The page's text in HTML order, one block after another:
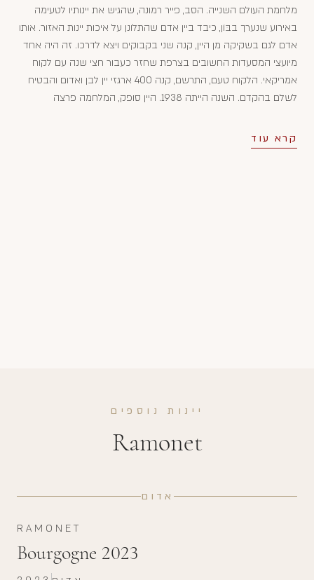
מלחמת העולם השנייה. הסב, פייר רמונה, שהגיש את יינותיו לטעימה
באירוע שנערך בבּוֹן, כיבד ביין אדם שהתלונן על איכות יינות האזור. אותו
אדם לגם בשקיקה מן היין, קנה שני בקבוקים ויצא לדרכו. זה היה אחד
מיועצי המסעדות החשובים בצרפת שחזר כעבור חצי שנה עם לקוח
אמריקאי. הלקוח טעם, התרשם, קנה 400 ארגזי יין לבן ואדום והבטיח
לשלם בהקדם. השנה הייתה 1938. היין סופק, המלחמה פרצה
היקב מפורסמים ומבוקשים בארה"ב.
קרא עוד
יינות נוספים
Ramonet
אדום
RAMONET
Bourgogne 2023